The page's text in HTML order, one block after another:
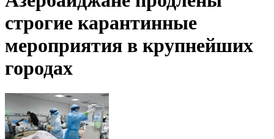
строгие карантинные
мероприятия в крупнейших
городах